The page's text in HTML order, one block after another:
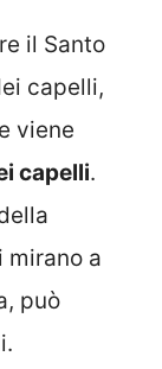
il Santo
capelli,
viene
capelli.
a
può